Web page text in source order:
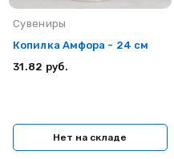
Сувениры
Копилка Амфора - 24 см
31.82 руб.
Нет на складе